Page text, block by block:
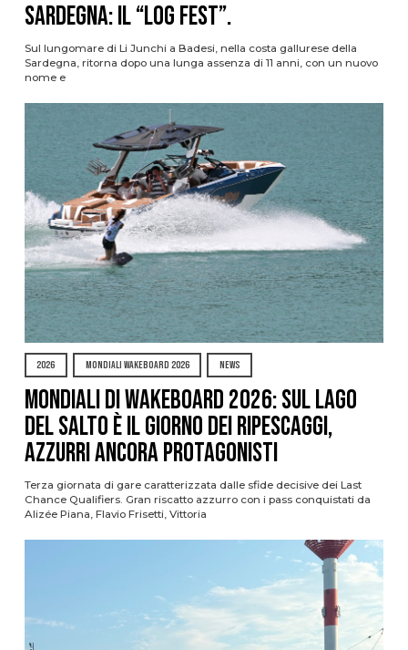
Sardegna: il “Log Fest”.
Sul lungomare di Li Junchi a Badesi, nella costa gallurese della
Sardegna, ritorna dopo una lunga assenza di 11 anni, con un nuovo
nome e
2026 MONDIALI WAKEBOARD 2026 NEWS
Mondiali di Wakeboard 2026: sul Lago
del Salto è il giorno dei ripescaggi,
azzurri ancora protagonisti
Terza giornata di gare caratterizzata dalle sfide decisive dei Last
Chance Qualifiers. Gran riscatto azzurro con i pass conquistati da
Alizée Piana, Flavio Frisetti, Vittoria